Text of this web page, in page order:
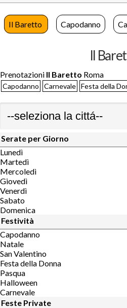
Il Baretto Capodanno
Il
Prenotazioni Il Baretto Roma
Capodanno Carnevale Festa della
Serate per Giorno
Lunedì
Martedì
Mercoledì
Giovedì
Venerdì
Sabato
Domenica
Festività
Capodanno
Natale
San Valentino
Festa della Donna
Pasqua
Halloween
Carnevale
Feste Private